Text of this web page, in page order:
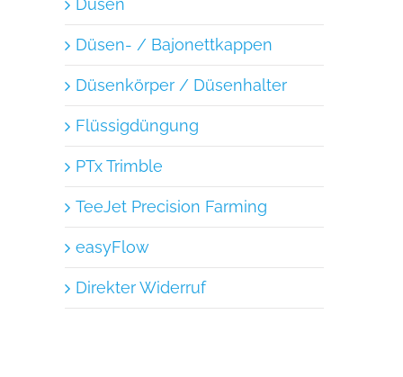
Düsen- / Bajonettkappen
Düsenkörper / Düsenhalter
Flüssigdüngung
PTx Trimble
TeeJet Precision Farming
easyFlow
Direkter Widerruf